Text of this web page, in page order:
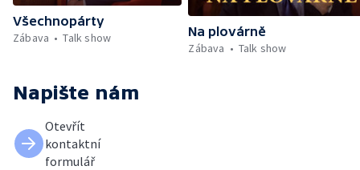
Všechnopárty
Zábava
Talk show
Na plovárně
Zábava
Talk show
Napište nám
Otevřít
kontaktní
formulář